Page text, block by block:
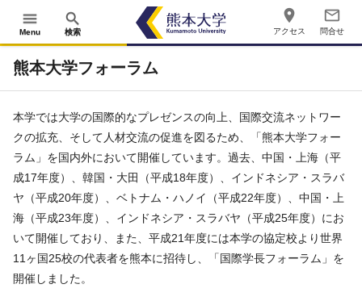
menu
Menu
search
検索
place
アクセス
mail_outline
問合せ
熊本大学フォーラム
本学では大学の国際的なプレゼンスの向上、国際交流ネットワー
クの拡充、そして人材交流の促進を図るため、「熊本大学フォー
ラム」を国内外において開催しています。過去、中国・上海（平
成17年度）、韓国・大田（平成18年度）、インドネシア・スラバ
ヤ（平成20年度）、ベトナム・ハノイ（平成22年度）、中国・上
海（平成23年度）、インドネシア・スラバヤ（平成25年度）にお
いて開催しており、また、平成21年度には本学の協定校より世界
11ヶ国25校の代表者を熊本に招待し、「国際学長フォーラム」を
開催しました。